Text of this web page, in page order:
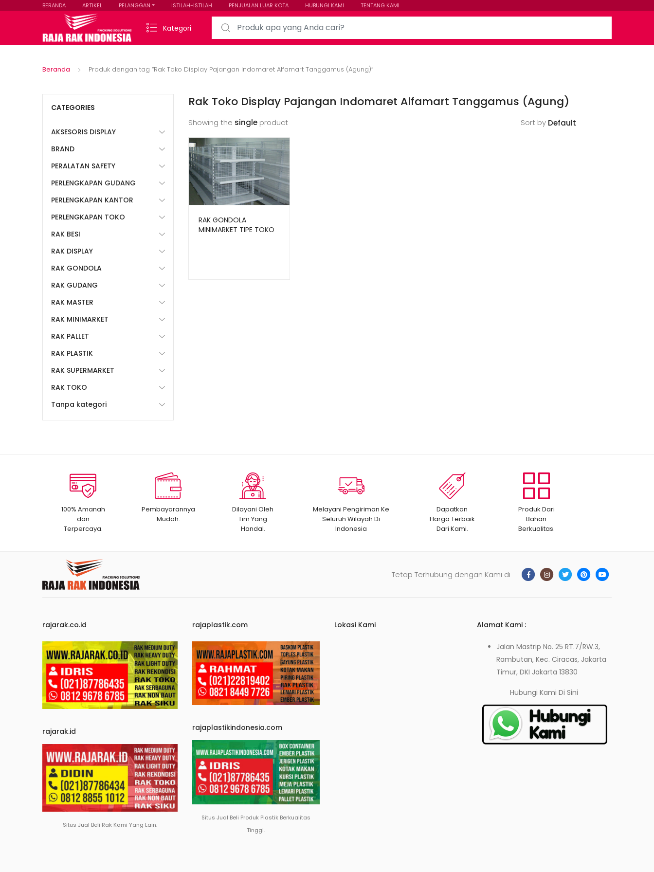
BERANDA ARTIKEL PELANGGAN ISTILAH-ISTILAH PENJUALAN LUAR KOTA HUBUNGI KAMI TENTANG KAMI
Kategori
Search for:
Beranda Produk dengan tag “Rak Toko Display Pajangan Indomaret Alfamart Tanggamus (Agung)”
Rak Toko Display Pajangan Indomaret Alfamart Tanggamus (Agung)
Showing the single product Sort by
RAK GONDOLA
MINIMARKET TIPE TOKO
CATEGORIES
AKSESORIS DISPLAY
BRAND
PERALATAN SAFETY
PERLENGKAPAN GUDANG
PERLENGKAPAN KANTOR
PERLENGKAPAN TOKO
RAK BESI
RAK DISPLAY
RAK GONDOLA
RAK GUDANG
RAK MASTER
RAK MINIMARKET
RAK PALLET
RAK PLASTIK
RAK SUPERMARKET
RAK TOKO
Tanpa kategori
100% Amanah
dan
Terpercaya.
Pembayarannya
Mudah.
Dilayani Oleh
Tim Yang
Handal.
Melayani Pengiriman Ke
Seluruh Wilayah Di
Indonesia
Dapatkan
Harga Terbaik
Dari Kami.
Produk Dari
Bahan
Berkualitas.
Tetap Terhubung dengan Kami di
rajarak.co.id
rajarak.id
Situs Jual Beli Rak Kami Yang Lain.
rajaplastik.com
rajaplastikindonesia.com
Situs Jual Beli Produk Plastik Berkualitas
Tinggi.
Lokasi Kami Alamat Kami :
Jalan Mastrip No. 25 RT.7/RW.3,
Rambutan, Kec. Ciracas, Jakarta
Timur, DKI Jakarta 13830
Hubungi KamiDi Sini